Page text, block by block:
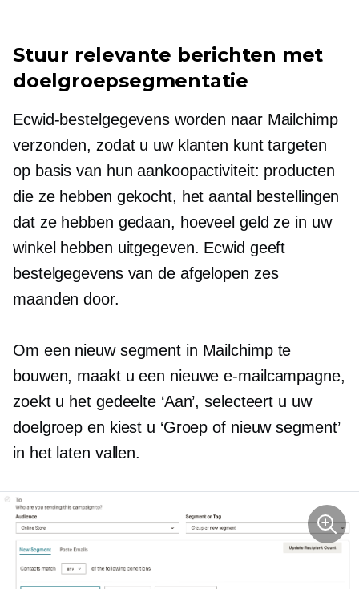
Stuur relevante berichten met
doelgroepsegmentatie
Ecwid-bestelgegevens worden naar Mailchimp
verzonden, zodat u uw klanten kunt targeten
op basis van hun aankoopactiviteit: producten
die ze hebben gekocht, het aantal bestellingen
dat ze hebben gedaan, hoeveel geld ze in uw
winkel hebben uitgegeven. Ecwid geeft
bestelgegevens van de afgelopen zes
maanden door.
Om een ​​nieuw segment in Mailchimp te
bouwen, maakt u een nieuwe e-mailcampagne,
zoekt u het gedeelte ‘Aan’, selecteert u uw
doelgroep en kiest u ‘Groep of nieuw segment’
in het laten vallen.